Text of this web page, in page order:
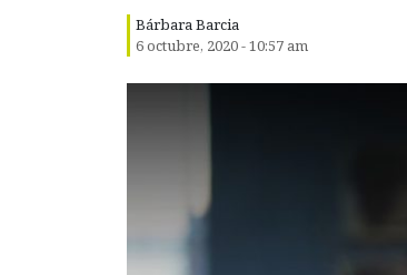
Bárbara Barcia
6 octubre, 2020 - 10:57 am